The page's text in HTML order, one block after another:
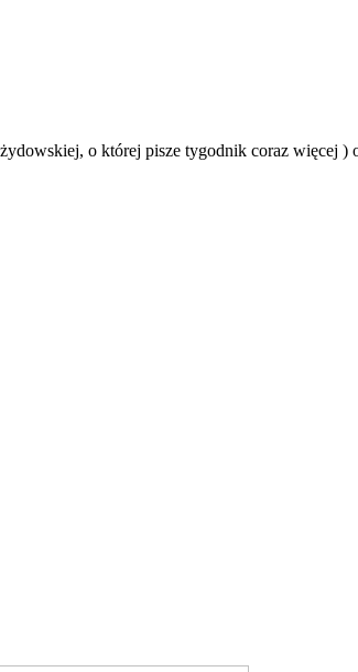
o której pisze tygodnik coraz więcej )